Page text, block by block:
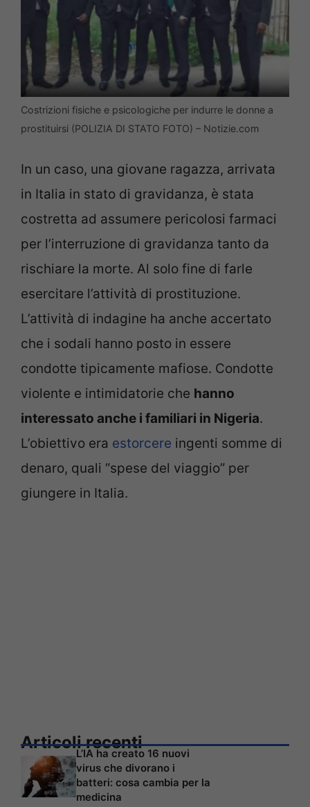
Costrizioni fisiche e psicologiche per indurre le donne a
prostituirsi (POLIZIA DI STATO FOTO) – Notizie.com
In un caso, una giovane ragazza, arrivata
in Italia in stato di gravidanza, è stata
costretta ad assumere pericolosi farmaci
per l’interruzione di gravidanza tanto da
rischiare la morte. Al solo fine di farle
esercitare l’attività di prostituzione.
L’attività di indagine ha anche accertato
che i sodali hanno posto in essere
condotte tipicamente mafiose. Condotte
violente e intimidatorie che hanno
interessato anche i familiari in Nigeria.
L’obiettivo era estorcere ingenti somme di
denaro, quali “spese del viaggio” per
giungere in Italia.
Articoli recenti
L’IA ha creato 16 nuovi
virus che divorano i
batteri: cosa cambia per la
medicina